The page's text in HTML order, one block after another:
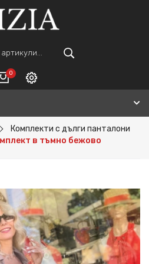
0
Е ПРАЗНА.
Регистрация
Комплекти с дълги панталони
в тъмно бежово